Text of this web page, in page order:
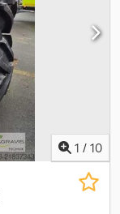
1 / 10